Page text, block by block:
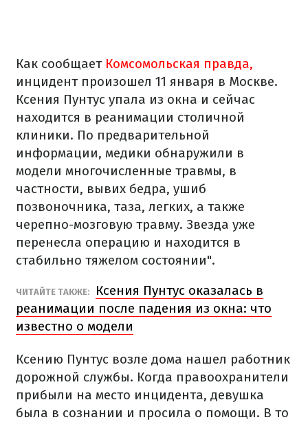
Как сообщаетКомсомольская правда,
инцидент произошел 11 января в Москве.
Ксения Пунтус упала из окна и сейчас
находится в реанимации столичной
клиники. По предварительной
информации, медики обнаружили в
модели многочисленные травмы, в
частности, вывих бедра, ушиб
позвоночника, таза, легких, а также
черепно-мозговую травму. Звезда уже
перенесла операцию и находится в
стабильно тяжелом состоянии".
ЧИТАЙТЕ ТАКЖЕ:
Ксения Пунтус оказалась в
реанимации после падения из окна: что
известно о модели
Ксению Пунтус возле дома нашел работник
дорожной службы. Когда правоохранители
прибыли на место инцидента, девушка
была в сознании и просила о помощи. В то